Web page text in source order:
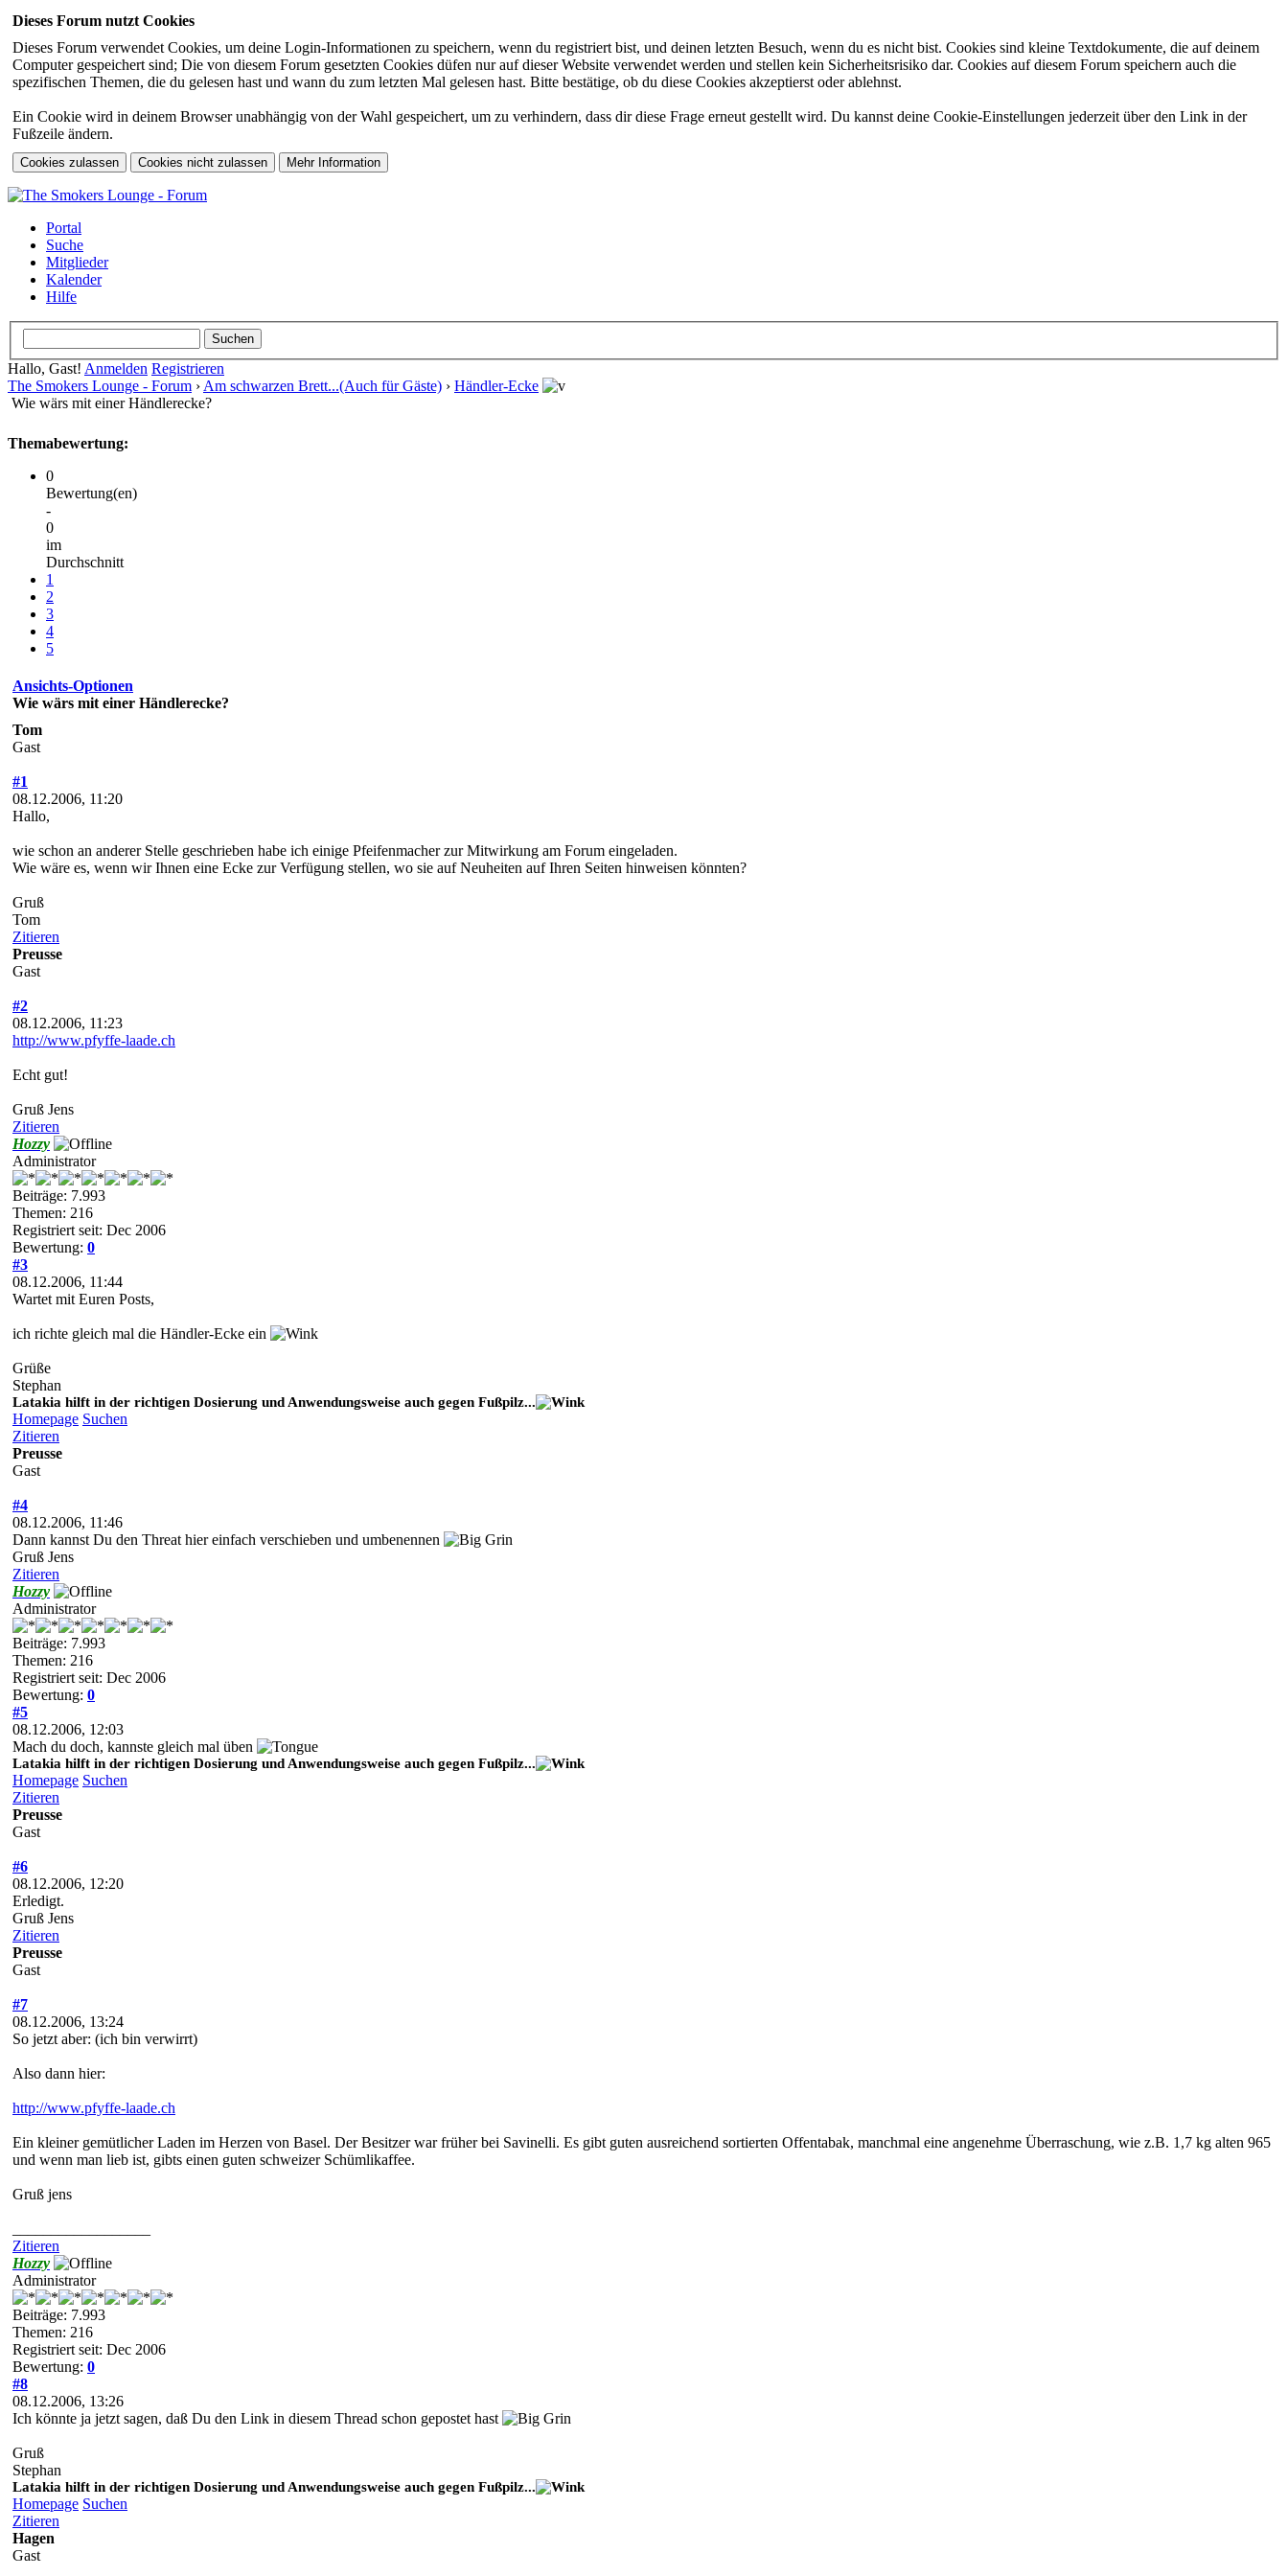
Dieses Forum nutzt Cookies
Dieses Forum verwendet Cookies, um deine Login-Informationen zu speichern, wenn du registriert bist, und deinen letzten Besuch, wenn du es nicht bist. Cookies sind kleine Textdokumente, die auf deinem
Computer gespeichert sind; Die von diesem Forum gesetzten Cookies düfen nur auf dieser Website verwendet werden und stellen kein Sicherheitsrisiko dar. Cookies auf diesem Forum speichern auch die
spezifischen Themen, die du gelesen hast und wann du zum letzten Mal gelesen hast. Bitte bestätige, ob du diese Cookies akzeptierst oder ablehnst.
Ein Cookie wird in deinem Browser unabhängig von der Wahl gespeichert, um zu verhindern, dass dir diese Frage erneut gestellt wird. Du kannst deine Cookie-Einstellungen jederzeit über den Link in der
Fußzeile ändern.
Portal
Suche
Mitglieder
Kalender
Hilfe
Hallo, Gast! Anmelden Registrieren
The Smokers Lounge - Forum › Am schwarzen Brett...(Auch für Gäste) › Händler-Ecke
Wie wärs mit einer Händlerecke?
Themabewertung:
0
Bewertung(en)
-
0
im
Durchschnitt
1
2
3
4
5
Ansichts-Optionen
Wie wärs mit einer Händlerecke?
Tom
Gast
#1
08.12.2006, 11:20
Hallo,
wie schon an anderer Stelle geschrieben habe ich einige Pfeifenmacher zur Mitwirkung am Forum eingeladen.
Wie wäre es, wenn wir Ihnen eine Ecke zur Verfügung stellen, wo sie auf Neuheiten auf Ihren Seiten hinweisen könnten?
Gruß
Tom
Zitieren
Preusse
Gast
#2
08.12.2006, 11:23
http://www.pfyffe-laade.ch
Echt gut!
Gruß Jens
Zitieren
Hozzy
Administrator
Beiträge: 7.993
Themen: 216
Registriert seit: Dec 2006
Bewertung: 0
#3
08.12.2006, 11:44
Wartet mit Euren Posts,
ich richte gleich mal die Händler-Ecke ein
Grüße
Stephan
Latakia hilft in der richtigen Dosierung und Anwendungsweise auch gegen Fußpilz...
Homepage Suchen
Zitieren
Preusse
Gast
#4
08.12.2006, 11:46
Dann kannst Du den Threat hier einfach verschieben und umbenennen
Gruß Jens
Zitieren
Hozzy
Administrator
Beiträge: 7.993
Themen: 216
Registriert seit: Dec 2006
Bewertung: 0
#5
08.12.2006, 12:03
Mach du doch, kannste gleich mal üben
Latakia hilft in der richtigen Dosierung und Anwendungsweise auch gegen Fußpilz...
Homepage Suchen
Zitieren
Preusse
Gast
#6
08.12.2006, 12:20
Erledigt.
Gruß Jens
Zitieren
Preusse
Gast
#7
08.12.2006, 13:24
So jetzt aber: (ich bin verwirrt)
Also dann hier:
http://www.pfyffe-laade.ch
Ein kleiner gemütlicher Laden im Herzen von Basel. Der Besitzer war früher bei Savinelli. Es gibt guten ausreichend sortierten Offentabak, manchmal eine angenehme Überraschung, wie z.B. 1,7 kg alten 965
und wenn man lieb ist, gibts einen guten schweizer Schümlikaffee.
Gruß jens
Zitieren
Hozzy
Administrator
Beiträge: 7.993
Themen: 216
Registriert seit: Dec 2006
Bewertung: 0
#8
08.12.2006, 13:26
Ich könnte ja jetzt sagen, daß Du den Link in diesem Thread schon gepostet hast
Gruß
Stephan
Latakia hilft in der richtigen Dosierung und Anwendungsweise auch gegen Fußpilz...
Homepage Suchen
Zitieren
Hagen
Gast